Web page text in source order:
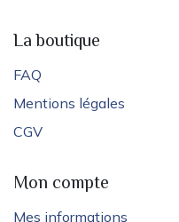
La boutique
FAQ
Mentions légales
CGV
Mon compte
Mes informations